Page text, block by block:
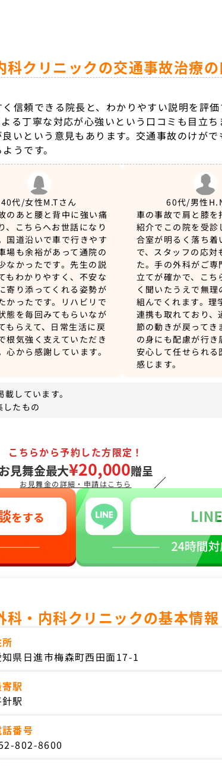
科クリニックの交通事故治療の
信頼できる院長と、わかりやすい説明を評
る丁寧な対応が心強いという口コミも目立
いという意見もあります。交通事故のけが
うです。
40代/女性M.Tさん
のあと腰と背中に強い痛
、こちらへお世話になり
国道沿いで車で行きやす
場も余裕があって通院の
なかったです。先生の説
もわかりやすく、不安な
寄り添ってくれる姿勢が
かったです。リハビリで
態を毎回みてもらいなが
もらえて、日常生活に戻
根気強く支えていただき
心から感謝しています。
60代/男性
車の事故で肩と膝を
紹介でこの院を受診
合室が明るく落ち着
で、スタッフの応対
た。手の外科がご専
立てが確かで、こち
く聞いたうえで無理
組んでくれます。理
連携も取れており、
節の動きが戻ってき
の身にも配慮が行き
安心して任せられる
感じます。
しています。
たもの
こちらから予約した方限定！
見舞金最大¥20,000贈呈
お見舞金の詳細・申請はこちら ／
科・内科クリニックの基本情報
知県日進市梅森町西田面17-1
駅
駅
話番号
802-8600